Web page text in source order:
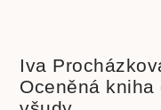
Iva
Oceněná